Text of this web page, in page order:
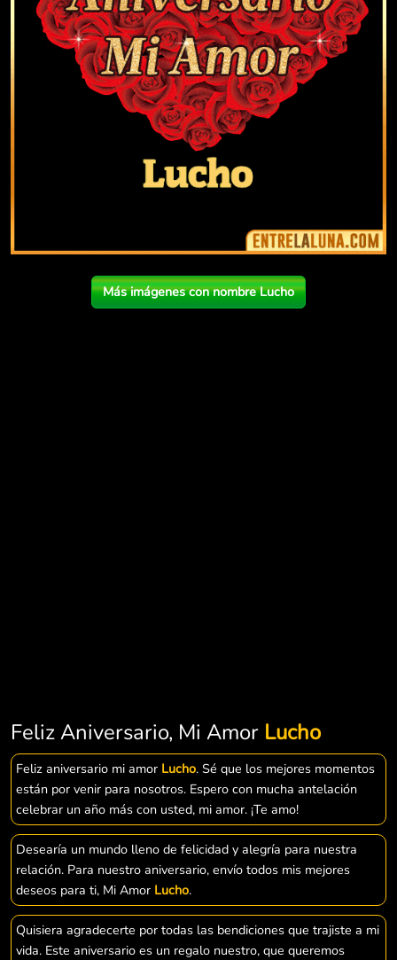
Más imágenes con nombre Lucho
Feliz Aniversario, Mi Amor Lucho
Feliz aniversario mi amor Lucho. Sé que los mejores momentos
están por venir para nosotros. Espero con mucha antelación
celebrar un año más con usted, mi amor. ¡Te amo!
Desearía un mundo lleno de felicidad y alegría para nuestra
relación. Para nuestro aniversario, envío todos mis mejores
deseos para ti, Mi Amor Lucho.
Quisiera agradecerte por todas las bendiciones que trajiste a mi
vida. Este aniversario es un regalo nuestro, que queremos